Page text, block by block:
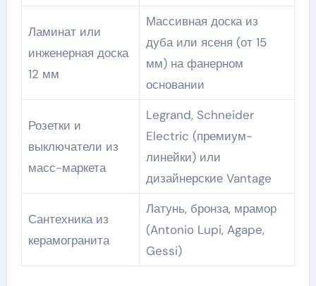
Ламинат или
инженерная доска
12 мм
Массивная доска из
дуба или ясеня (от 15
мм) на фанерном
основании
Розетки и
выключатели из
масс-маркета
Legrand, Schneider
Electric (премиум-
линейки) или
дизайнерские Vantage
Сантехника из
керамогранита
Латунь, бронза, мрамор
(Antonio Lupi, Agape,
Gessi)